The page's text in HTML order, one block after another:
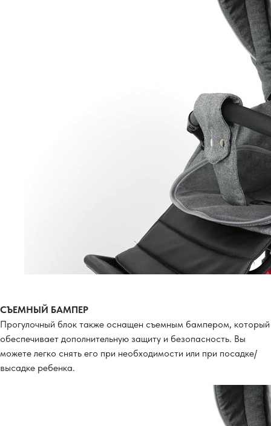
СЪЕМНЫЙ БАМПЕР
Прогулочный блок также оснащен съемным бампером, который
обеспечивает дополнительную защиту и безопасность. Вы
можете легко снять его при необходимости или при посадке/
высадке ребенка.